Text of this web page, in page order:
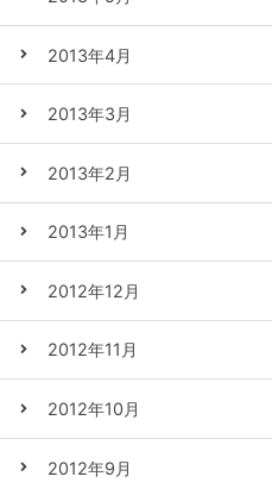
2013年4月
2013年3月
2013年2月
2013年1月
2012年12月
2012年11月
2012年10月
2012年9月